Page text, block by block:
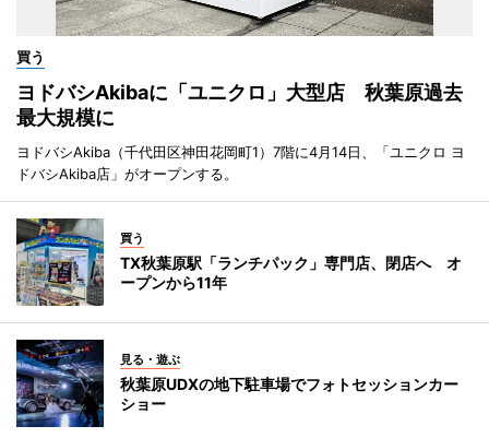
買う
ヨドバシAkibaに「ユニクロ」大型店 秋葉原過去
最大規模に
ヨドバシAkiba（千代田区神田花岡町1）7階に4月14日、「ユニクロ ヨ
ドバシAkiba店」がオープンする。
買う
TX秋葉原駅「ランチパック」専門店、閉店へ オ
ープンから11年
見る・遊ぶ
秋葉原UDXの地下駐車場でフォトセッションカー
ショー